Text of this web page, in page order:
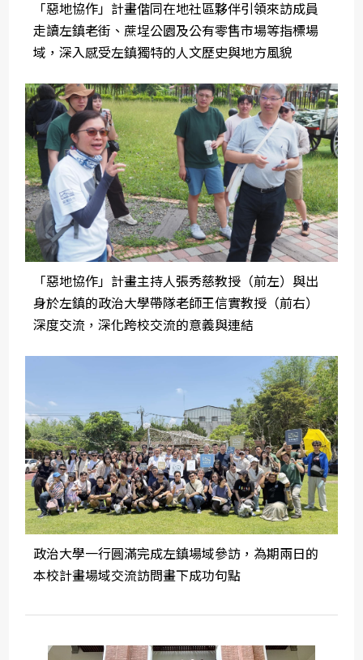
「惡地協作」計畫偕同在地社區夥伴引領來訪成員
走讀左鎮老街、蔗埕公園及公有零售市場等指標場
域，深入感受左鎮獨特的人文歷史與地方風貌
「惡地協作」計畫主持人張秀慈教授（前左）與出
身於左鎮的政治大學帶隊老師王信實教授（前右）
深度交流，深化跨校交流的意義與連結
政治大學一行圓滿完成左鎮場域參訪，為期兩日的
本校計畫場域交流訪問畫下成功句點